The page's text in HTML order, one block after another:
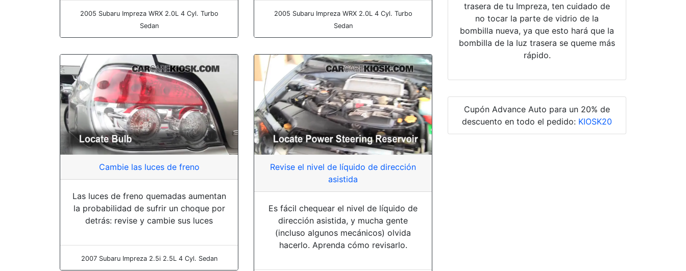
2005 Subaru Impreza WRX 2.0L 4 Cyl. Turbo
Sedan
2005 Subaru Impreza WRX 2.0L 4 Cyl. Turbo
Sedan
Cambie las luces de freno
Las luces de freno quemadas aumentan
la probabilidad de sufrir un choque por
detrás: revise y cambie sus luces
2007 Subaru Impreza 2.5i 2.5L 4 Cyl. Sedan
Revise el nivel de líquido de dirección
asistida
Es fácil chequear el nivel de líquido de
dirección asistida, y mucha gente
(incluso algunos mecánicos) olvida
hacerlo. Aprenda cómo revisarlo.
trasera de tu Impreza, ten cuidado de
no tocar la parte de vidrio de la
bombilla nueva, ya que esto hará que la
bombilla de la luz trasera se queme más
rápido.
Cupón Advance Auto para un 20% de
descuento en todo el pedido: KIOSK20